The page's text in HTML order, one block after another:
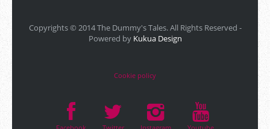
Copyrights © 2014 The Dummy's Tales. All Rights Reserved -
Powered by Kukua Design
Cookie policy